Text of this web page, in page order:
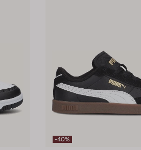
-40%